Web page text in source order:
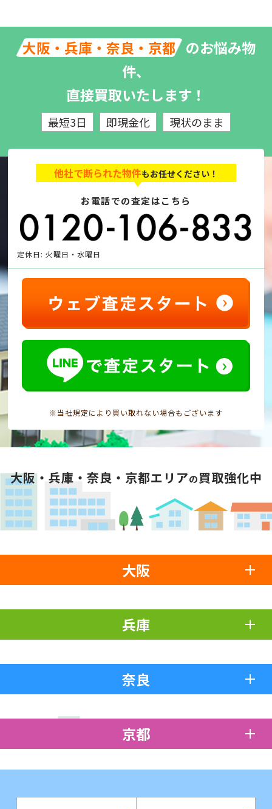
大阪・兵庫・奈良・京都 のお悩み物
件、
直接買取いたします！
最短3日 即現金化 現状のまま
他社で断られた物件もお任せください！
お電話での査定はこちら
定休日: 火曜日・水曜日
※当社規定により買い取れない場合もございます
大阪・兵庫・奈良・京都エリアの買取強化中
大阪
兵庫
奈良
京都